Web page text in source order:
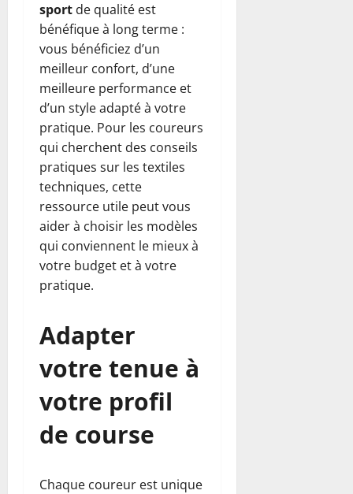
sport de qualité est
bénéfique à long terme :
vous bénéficiez d’un
meilleur confort, d’une
meilleure performance et
d’un style adapté à votre
pratique. Pour les coureurs
qui cherchent des conseils
pratiques sur les textiles
techniques, cette
ressource utile peut vous
aider à choisir les modèles
qui conviennent le mieux à
votre budget et à votre
pratique.
Adapter
votre tenue à
votre profil
de course
Chaque coureur est unique